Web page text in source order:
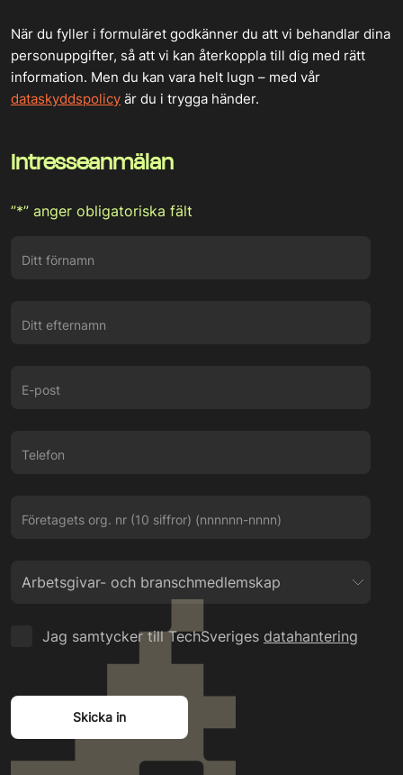
När du fyller i formuläret godkänner du att vi behandlar dina
personuppgifter, så att vi kan återkoppla till dig med rätt
information. Men du kan vara helt lugn – med vår
dataskyddspolicy är du i trygga händer.
Intresseanmälan
”*” anger obligatoriska fält
Ditt förnamn
Ditt efternamn
E-post
Telefon
Företagets org. nr (10 siffror) (nnnnnn-nnnn)
Jag samtycker till TechSveriges datahantering